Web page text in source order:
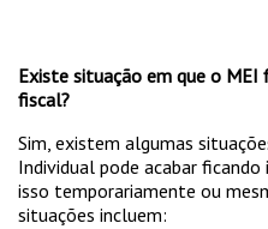
Existe situação em que o
fiscal?
Sim, existem algumas
Individual pode acabar
isso temporariamente ou
situações incluem: